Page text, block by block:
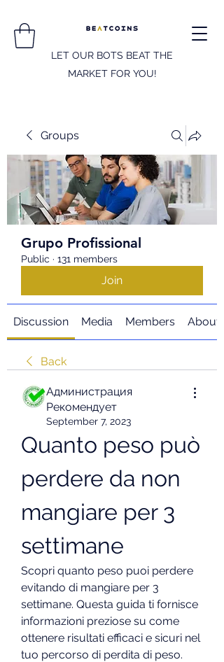
LET OUR BOTS BEAT THE
MARKET FOR YOU!
Groups
Grupo Profissional
Public · 131 members
Join
Discussion Media Members About
Back
Администрация
Рекомендует
September 7, 2023
Quanto peso può
perdere da non
mangiare per 3
settimane
Scopri quanto peso puoi perdere
evitando di mangiare per 3
settimane. Questa guida ti fornisce
informazioni preziose su come
ottenere risultati efficaci e sicuri nel
tuo percorso di perdita di peso.